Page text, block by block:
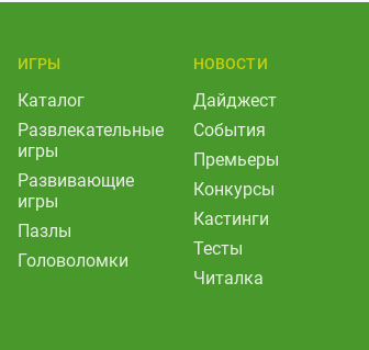
ИГРЫ
Каталог
Развлекательные
игры
Развивающие
игры
Пазлы
Головоломки
НОВОСТИ
Дайджест
События
Премьеры
Конкурсы
Кастинги
Тесты
Читалка